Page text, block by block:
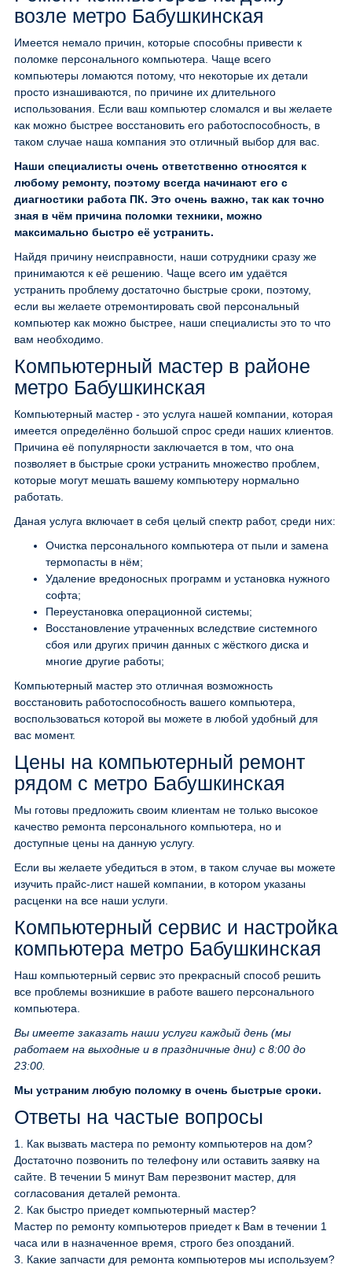
возле метро Бабушкинская
Имеется немало причин, которые способны привести к
поломке персонального компьютера. Чаще всего
компьютеры ломаются потому, что некоторые их детали
просто изнашиваются, по причине их длительного
использования. Если ваш компьютер сломался и вы желаете
как можно быстрее восстановить его работоспособность, в
таком случае наша компания это отличный выбор для вас.
Наши специалисты очень ответственно относятся к
любому ремонту, поэтому всегда начинают его с
диагностики работа ПК. Это очень важно, так как точно
зная в чём причина поломки техники, можно
максимально быстро её устранить.
Найдя причину неисправности, наши сотрудники сразу же
принимаются к её решению. Чаще всего им удаётся
устранить проблему достаточно быстрые сроки, поэтому,
если вы желаете отремонтировать свой персональный
компьютер как можно быстрее, наши специалисты это то что
вам необходимо.
Компьютерный мастер в районе
метро Бабушкинская
Компьютерный мастер - это услуга нашей компании, которая
имеется определённо большой спрос среди наших клиентов.
Причина её популярности заключается в том, что она
позволяет в быстрые сроки устранить множество проблем,
которые могут мешать вашему компьютеру нормально
работать.
Даная услуга включает в себя целый спектр работ, среди них:
Очистка персонального компьютера от пыли и замена
термопасты в нём;
Удаление вредоносных программ и установка нужного
софта;
Переустановка операционной системы;
Восстановление утраченных вследствие системного
сбоя или других причин данных с жёсткого диска и
многие другие работы;
Компьютерный мастер это отличная возможность
восстановить работоспособность вашего компьютера,
воспользоваться которой вы можете в любой удобный для
вас момент.
Цены на компьютерный ремонт
рядом с метро Бабушкинская
Мы готовы предложить своим клиентам не только высокое
качество ремонта персонального компьютера, но и
доступные цены на данную услугу.
Если вы желаете убедиться в этом, в таком случае вы можете
изучить прайс-лист нашей компании, в котором указаны
расценки на все наши услуги.
Компьютерный сервис и настройка
компьютера метро Бабушкинская
Наш компьютерный сервис это прекрасный способ решить
все проблемы возникшие в работе вашего персонального
компьютера.
Вы имеете заказать наши услуги каждый день (мы
работаем на выходные и в праздничные дни) с 8:00 до
23:00.
Мы устраним любую поломку в очень быстрые сроки.
Ответы на частые вопросы
1.
Как вызвать мастера по ремонту компьютеров на дом?
Достаточно позвонить по телефону или оставить заявку на
сайте. В течении 5 минут Вам перезвонит мастер, для
согласования деталей ремонта.
2.
Как быстро приедет компьютерный мастер?
Мастер по ремонту компьютеров приедет к Вам в течении 1
часа или в назначенное время, строго без опозданий.
3.
Какие запчасти для ремонта компьютеров мы используем?